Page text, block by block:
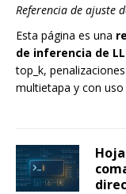
Referencia de ajuste
Esta página es una
de inferencia de
top_k,
multietapa y con